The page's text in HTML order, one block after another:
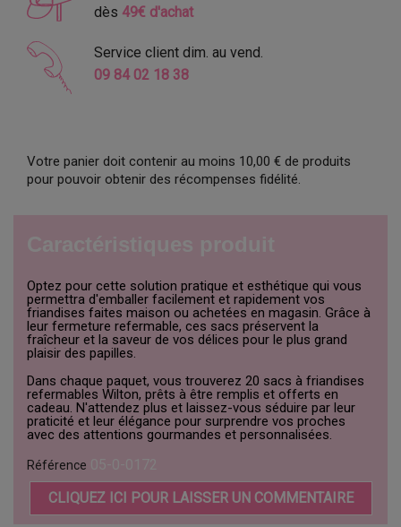
dès 49€ d'achat
Service client dim. au vend.
09 84 02 18 38
Votre panier doit contenir au moins 10,00 € de produits
pour pouvoir obtenir des récompenses fidélité.
Optez pour cette solution pratique et esthétique qui vous
permettra d'emballer facilement et rapidement vos
friandises faites maison ou achetées en magasin. Grâce à
leur fermeture refermable, ces sacs préservent la
fraîcheur et la saveur de vos délices pour le plus grand
plaisir des papilles.
Dans chaque paquet, vous trouverez 20 sacs à friandises
refermables Wilton, prêts à être remplis et offerts en
cadeau. N'attendez plus et laissez-vous séduire par leur
praticité et leur élégance pour surprendre vos proches
avec des attentions gourmandes et personnalisées.
Référence
CLIQUEZ ICI POUR LAISSER UN COMMENTAIRE